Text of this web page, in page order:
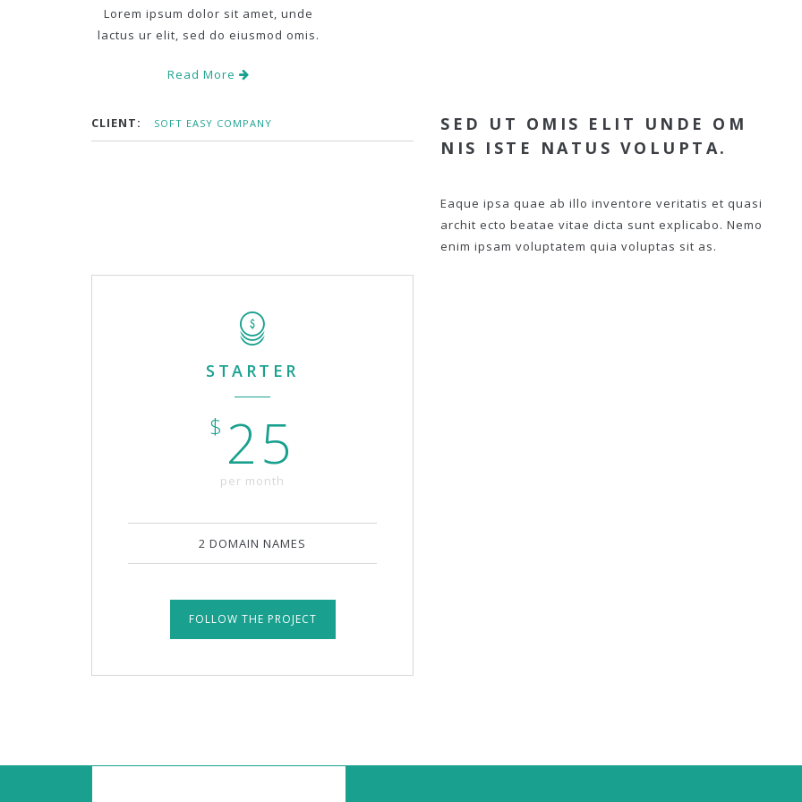
Lorem ipsum dolor sit amet, unde
lactus ur elit, sed do eiusmod omis.
Read More
CLIENT: SOFT EASY COMPANY
SED UT OMIS ELIT UNDE OM
NIS ISTE NATUS VOLUPTA.
Eaque ipsa quae ab illo inventore veritatis et quasi
archit ecto beatae vitae dicta sunt explicabo. Nemo
enim ipsam voluptatem quia voluptas sit as.
STARTER
$ 25
per month
2 DOMAIN NAMES
FOLLOW THE PROJECT